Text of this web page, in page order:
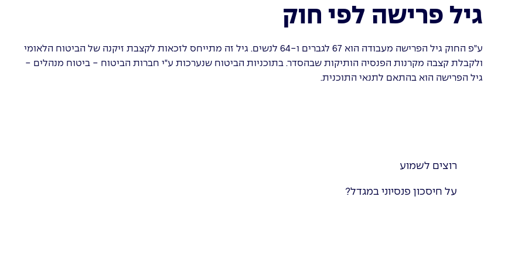
גיל פרישה לפי חוק
ע"פ החוק גיל הפרישה מעבודה הוא 67 לגברים ו-64 לנשים. גיל זה מתייחס לזכאות לקצבת זיקנה של הביטוח הלאומי
ולקבלת קצבה מקרנות הפנסיה הותיקות שבהסדר. בתוכניות הביטוח שנערכות ע"י חברות הביטוח - ביטוח מנהלים -
גיל הפרישה הוא בהתאם לתנאי התוכנית.
רוצים לשמוע
על חיסכון פנסיוני במגדל?